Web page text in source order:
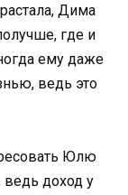
Дима
где и
ему даже
ведь это
Юлю
ведь доход у